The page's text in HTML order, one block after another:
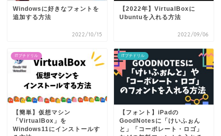
Windowsに好きなフォントを
追加する方法
2022/10/15
【2022年】VirtualBoxに
Ubuntuを入れる方法
2022/09/06
ITプチドリル
【簡単】仮想マシン
「VirtualBox」を
Windows11にインストールす
ITプチドリル
【フォント】iPadの
GoodNotesに「けいふぉん
と」「コーポレート・ロゴ」